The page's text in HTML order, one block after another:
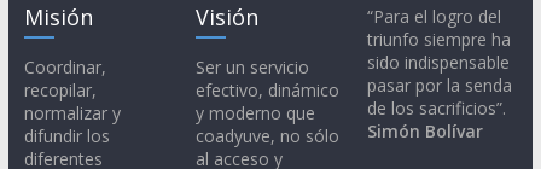
Misión
Coordinar,
recopilar,
normalizar y
difundir los
diferentes
Visión
Ser un servicio
efectivo, dinámico
y moderno que
coadyuve, no sólo
al acceso y
“Para el logro del
triunfo siempre ha
sido indispensable
pasar por la senda
de los sacrificios”.
Simón Bolívar